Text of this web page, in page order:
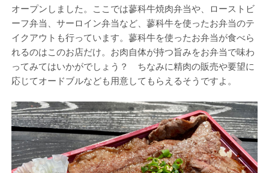
オープンしました。ここでは蓼科牛焼肉弁当や、ローストビ
ーフ弁当、サーロイン弁当など、蓼科牛を使ったお弁当のテ
イクアウトも行っています。蓼科牛を使ったお弁当が食べら
れるのはこのお店だけ。お肉自体が持つ旨みをお弁当で味わ
ってみてはいかがでしょう？ ちなみに精肉の販売や要望に
応じてオードブルなども用意してもらえるそうですよ。